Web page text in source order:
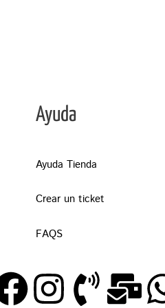
Ayuda
Ayuda Tienda
Crear un ticket
FAQS
F I P M